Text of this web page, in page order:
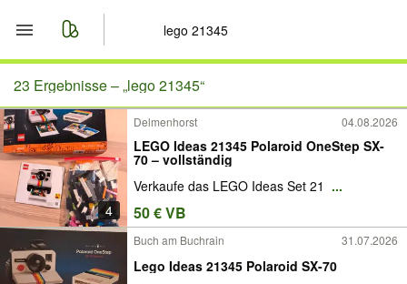
Start
Merkliste
Nachrichten
Anzeige aufgeben
23 Ergebnisse –„lego 21345“
4
Delmenhorst 04.08.2026
LEGO Ideas 21345 Polaroid OneStep SX-
70 – vollständig
Verkaufe das LEGO Ideas Set 21 ...
50 € VB
Buch am Buchrain 31.07.2026
Lego Ideas 21345 Polaroid SX-70